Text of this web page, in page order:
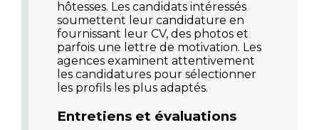
hôtesses. Les candidats intéressés
soumettent leur candidature en
fournissant leur CV, des photos et
parfois une lettre de motivation. Les
agences examinent attentivement
les candidatures pour sélectionner
les profils les plus adaptés.
Entretiens et évaluations